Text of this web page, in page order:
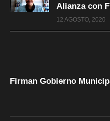
12 AGOSTO, 2020